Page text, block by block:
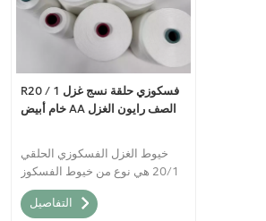
R20 / 1 فسكوزي حلقة نسج غزل
خام أبيض AA الصف رايون الغزل
خيوط الغزل الفسكوزي الحلقي
20/1 هي نوع من خيوط الفسكوز
التي يتم إنتاجها من خلال الغزل
الحلقي. يُعرف هذا النوع من
التفاصيل